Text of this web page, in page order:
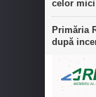
celor mici
Primăria
după